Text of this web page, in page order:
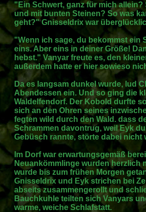
"Ein Schwert, ganz für mich
und mit bunten Steinen? So was
geht?" Gnisseldrix war
"Wenn ich sage, du bekommst ein
eins. Aber eins in deiner Größe!
hebst." Vanyar freute es, den
außerdem hatte er hier sowieso
Da es langsam dunkel wurde, lud
Abendessen ein. Und so ging die
Waldelfendorf. Der Kobold durfte
sich an den Ohren seines
fegten wild durch den Wald. dass
Schrammen davontrug, weil Eyk
Gebüsch rannte, störte dabei nicht
Im Dorf war erwartungsgemäß
Neuankömmlinge wurden herzlich
wurde bis zum frühen Morgen
Gnisseldrix und Eyk strichen bei
abseits zusammengerollt und
Bauchkuhle teilten sich Vanyars
warme, weiche Schlafstatt.